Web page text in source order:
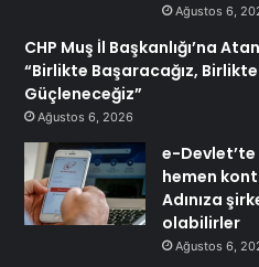
Ağustos 6,
CHP Muş İl Başkanlığı’na
“Birlikte Başaracağız, Birlikte
Güçleneceğiz”
Ağustos 6, 2026
e-Devlet’te
hemen
Adınıza
olabilirler
Ağustos 6,